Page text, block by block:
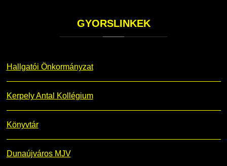
GYORSLINKEK
Hallgatói Önkormányzat
Kerpely Antal Kollégium
Könyvtár
Dunaújváros MJV